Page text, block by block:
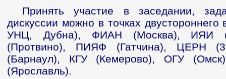
Принять участие в заседании,
дискуссии можно в точках
УНЦ, Дубна), ФИАН (Москва), ИЯИ
(Протвино), ПИЯФ (Гатчина), ЦЕРН
(Барнаул), КГУ (Кемерово), ОГУ
(Ярославль).